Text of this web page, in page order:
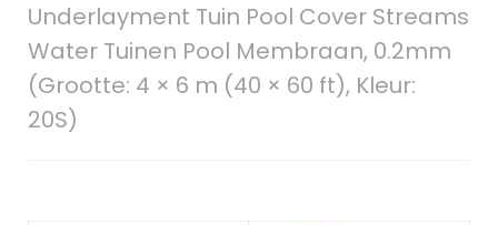
Underlayment Tuin Pool Cover Streams
Water Tuinen Pool Membraan, 0.2mm
(Grootte: 4 × 6 m (40 × 60 ft), Kleur:
20S)